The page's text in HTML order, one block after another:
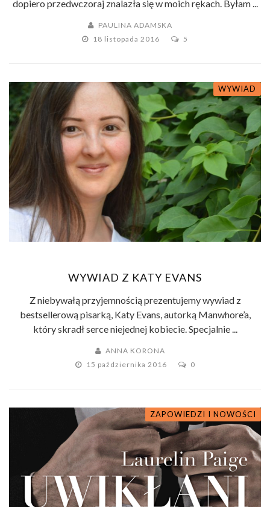
dopiero przedwczoraj znalazła się w moich rękach. Byłam ...
PAULINA ADAMSKA
18 listopada 2016
5
WYWIAD
WYWIAD Z KATY EVANS
Z niebywałą przyjemnością prezentujemy wywiad z
bestsellerową pisarką, Katy Evans, autorką Manwhore’a,
który skradł serce niejednej kobiecie. Specjalnie ...
ANNA KORONA
15 października 2016
0
ZAPOWIEDZI I NOWOŚCI